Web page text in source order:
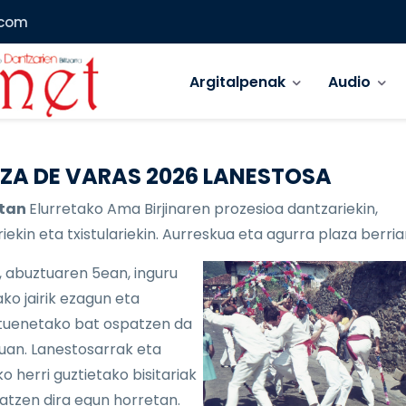
Argitalpenak Audio
DE VARAS 2026 LANESTOSA
Elurretako Ama Birjinaren prozesioa dantzariekin,
eta txistulariekin. Aurreskua eta agurra plaza
abuztuaren 5ean, inguru
jairik ezagun eta
bat ospatzen da
Lanestosarrak eta
herri guztietako bisitariak
dira egun horretan.